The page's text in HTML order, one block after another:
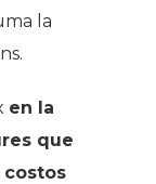
la
en la
que
costos